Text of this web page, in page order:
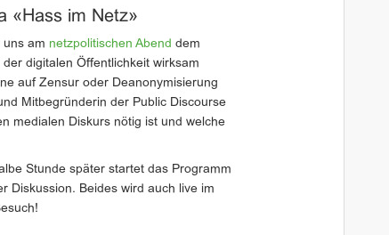
«Hass im Netz»
uns am netzpolitischen Abend dem
digitalen Öffentlichkeit wirksam
auf Zensur oder Deanonymisierung
Mitbegründerin der Public Discourse
medialen Diskurs nötig ist und welche
Stunde später startet das Programm
Diskussion. Beides wird auch live im